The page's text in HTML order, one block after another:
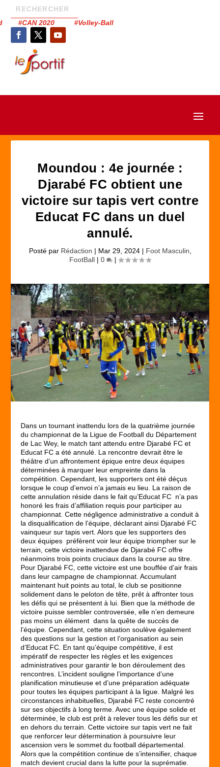
#CAN 2020 #Volley-Ball
Moundou : 4e journée :
Djarabé FC obtient une
victoire sur tapis vert contre
Educat FC dans un duel
annulé.
Posté par Rédaction | Mar 29, 2024| Foot Masculin
FootBall | 0 |
Dans un tournant inattendu lors de la quatrième journée
du championnat de la Ligue de Football du Département
de Lac Wey, le match tant attendu entre Djarabé FC et
Educat FC a été annulé. La rencontre devrait être le
théâtre d’un affrontement épique entre deux équipes
déterminées à marquer leur empreinte dans la
compétition. Cependant, les supporters ont été déçus
lorsque le coup d’envoi n’a jamais eu lieu. La raison de
cette annulation réside dans le fait qu’Educat FC n’a pas
honoré les frais d’affiliation requis pour participer au
championnat. Cette négligence administrative a conduit à
la disqualification de l’équipe, déclarant ainsi Djarabé FC
vainqueur sur tapis vert. Alors que les supporters des
deux équipes préfèrent voir leur équipe triompher sur le
terrain, cette victoire inattendue de Djarabé FC offre
néanmoins trois points cruciaux dans la course au titre.
Pour Djarabé FC, cette victoire est une bouffée d’air frais
dans leur campagne de championnat. Accumulant
maintenant huit points au total, le club se positionne
solidement dans le peloton de tête, prêt à affronter tous
les défis qui se présentent à lui. Bien que la méthode de
victoire puisse sembler controversée, elle n’en demeure
pas moins un élément dans la quête de succès de
l’équipe. Cependant, cette situation soulève également
des questions sur la gestion et l’organisation au sein
d’Educat FC. En tant qu’équipe compétitive, il est
impératif de respecter les règles et les exigences
administratives pour garantir le bon déroulement des
rencontres. L’incident souligne l’importance d’une
planification minutieuse et d’une préparation adéquate
pour toutes les équipes participant à la ligue. Malgré les
circonstances inhabituelles, Djarabé FC reste concentré
sur ses objectifs à long terme. Avec une équipe solide et
déterminée, le club est prêt à relever tous les défis sur et
en dehors du terrain. Cette victoire sur tapis vert ne fait
que renforcer leur détermination à poursuivre leur
ascension vers le sommet du football départemental.
Alors que la compétition continue de s’intensifier, chaque
match devient crucial dans la lutte pour la suprématie.